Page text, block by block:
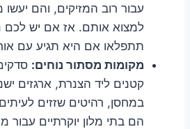
עבור רוב המזיקים, והם
למצוא אותם. אז אם יש לכם
תתפלאו אם היא תגיע עם
מקומות מסתור נוחים:
קטנים ליד הצנרת, ארגזים
במחסן, רהיטים שזזים
הם בתי מלון יוקרתיים עבור